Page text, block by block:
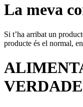
La meva
Si t’ha arribat un
producte és el normal,